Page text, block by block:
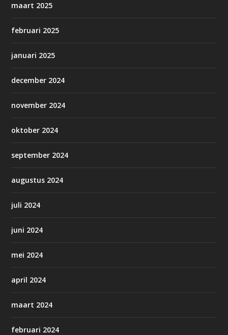
maart 2025
februari 2025
januari 2025
december 2024
november 2024
oktober 2024
september 2024
augustus 2024
juli 2024
juni 2024
mei 2024
april 2024
maart 2024
februari 2024